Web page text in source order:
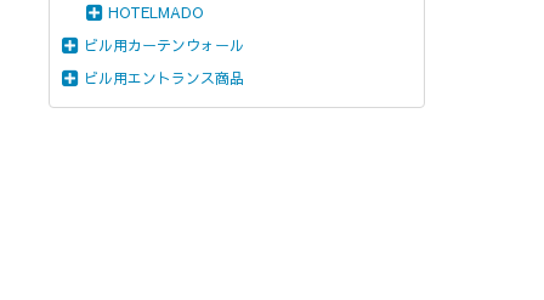
HOTELMADO
ビル用カーテンウォール
ビル用エントランス商品